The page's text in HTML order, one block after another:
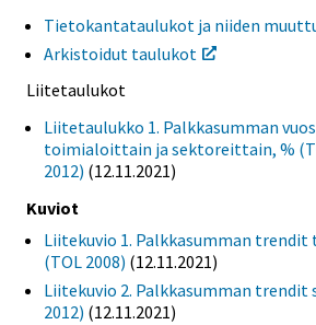
Tietokantataulukot ja niiden
Arkistoidut taulukot
Liitetaulukot
Liitetaulukko 1. Palkkasumman
toimialoittain ja sektoreittain, %
2012) (12.11.2021)
Kuviot
Liitekuvio 1. Palkkasumman
(TOL 2008) (12.11.2021)
Liitekuvio 2. Palkkasumman
2012) (12.11.2021)